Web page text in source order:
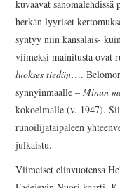
kuvaavat
herkän lyyriset
syntyy niin kansalais-
viimeksi mainitusta ovat
luokses tiedän….
synnyinmaalle –Minun
kokoelmalle (v. 1947).
runoilijataipaleen
julkaistu.
Viimeiset elinvuotensa